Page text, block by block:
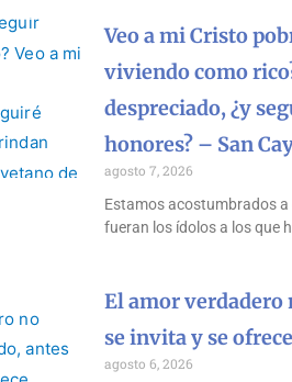
Veo a mi Cristo
viviendo como
despreciado, ¿y
honores? – San
agosto 7, 2026
Estamos acostumbrados
fueran los ídolos a los que
El amor verdadero
se invita y se
agosto 6, 2026